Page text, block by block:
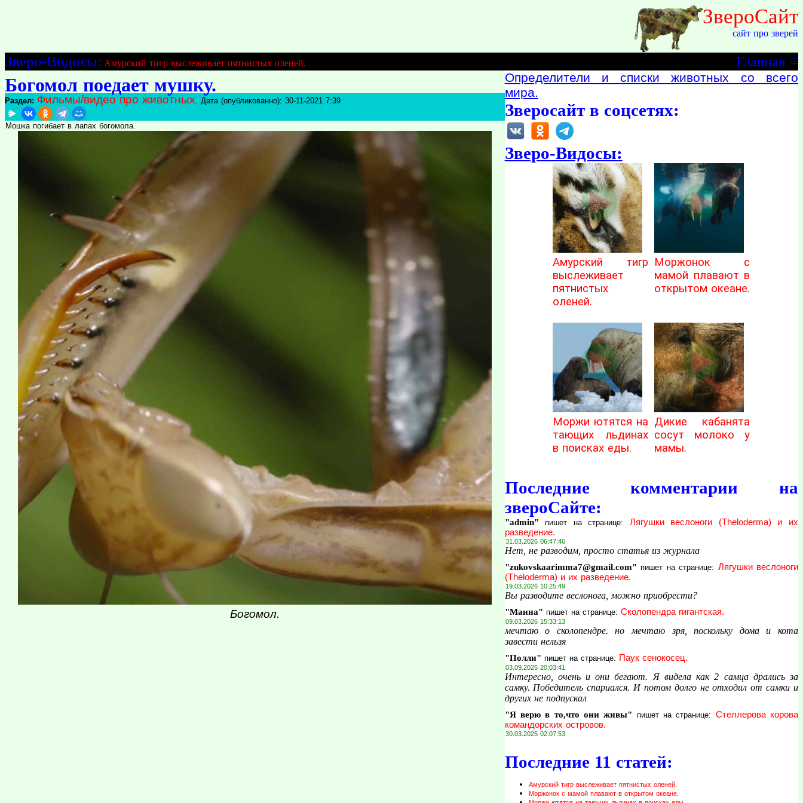
ЗвероСайт
сайт про зверей
≡
Главная
Зверо-Видосы: Амурский тигр выслеживает пятнистых оленей.
Богомол поедает мушку.
Раздел: Фильмы/видео про животных. Дата (опубликованно): 30-11-2021 7:39
Мошка погибает в лапах богомола.
Богомол.
Определители и списки животных со всего
мира.
Зверосайт в соцсетях:
Зверо-Видосы:
Амурский тигр
выслеживает
пятнистых
оленей.
Моржонок с
мамой плавают в
открытом океане.
Моржи ютятся на
тающих льдинах
в поисках еды.
Дикие кабанята
сосут молоко у
мамы.
Последние комментарии на
звероСайте:
"admin" пишет на странице: Лягушки веслоноги (Theloderma) и их
разведение.
31.03.2026 06:47:46
Нет, не разводим, просто статья из журнала
"zukovskaarimma7@gmail.com" пишет на странице: Лягушки веслоноги
(Theloderma) и их разведение.
19.03.2026 10:25:49
Вы разводите веслонога, можно приобрести?
"Маина" пишет на странице: Сколопендра гигантская.
09.03.2026 15:33:13
мечтаю о сколопендре. но мечтаю зря, поскольку дома и кота
завести нельзя
"Полли" пишет на странице: Паук сенокосец.
03.09.2025 20:03:41
Интересно, очень и они бегают. Я видела как 2 самца дрались за
самку. Победитель спариался. И потом долго не отходил от самки и
других не подпускал
"Я верю в то,что они живы" пишет на странице: Стеллерова корова
командорских островов.
30.03.2025 02:07:53
Последние 11 статей:
Амурский тигр выслеживает пятнистых оленей.
Моржонок с мамой плавают в открытом океане.